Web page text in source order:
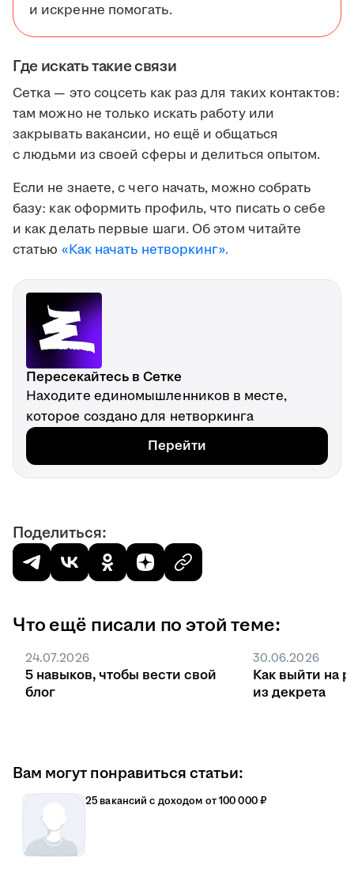
и искренне помогать.
Где искать такие связи
Сетка — это соцсеть как раз для таких контактов:
там можно не только искать работу или
закрывать вакансии, но ещё и общаться
с людьми из своей сферы и делиться опытом.
Если не знаете, с чего начать, можно собрать
базу: как оформить профиль, что писать о себе
и как делать первые шаги. Об этом читайте
статью «Как начать нетворкинг».
Пересекайтесь в Сетке
Находите единомышленников в месте,
которое создано для нетворкинга
Перейти
Поделиться:
Что ещё писали по этой теме:
24.07.2026
5 навыков, чтобы вести свой
блог
30.06.2026
Как выйти на
из декрета
Вам могут понравиться статьи:
25 вакансий с доходом от 100 000 ₽